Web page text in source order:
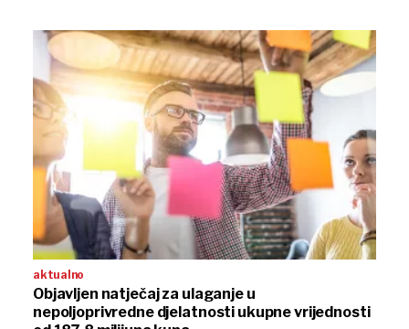
aktualno
Objavljen natječaj za ulaganje u
nepoljoprivredne djelatnosti ukupne vrijednosti